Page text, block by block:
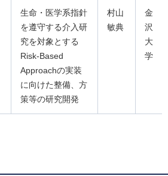
生命・医学系指針
を遵守する介入研
究を対象とする
Risk-Based
Approachの実装
に向けた整備、方
策等の研究開発
村山
敏典
金
沢
大
学